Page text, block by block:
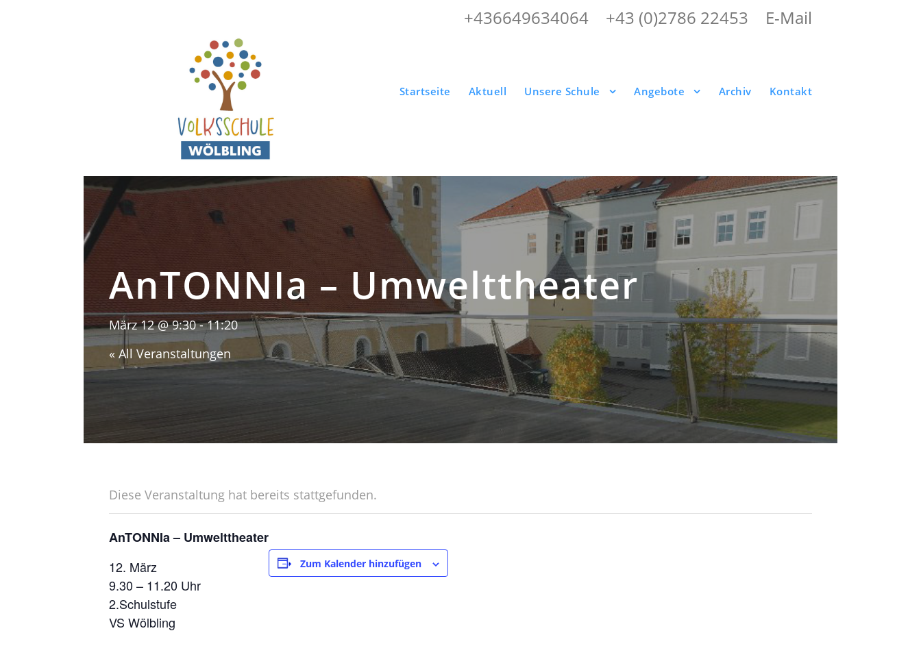
+436649634064 +43 (0)2786 22453 E-Mail
Startseite Aktuell Unsere Schule Angebote Archiv Kontakt
AnTONNIa – Umwelttheater
März 12 @ 9:30-11:20
« All Veranstaltungen
Diese Veranstaltung hat bereits stattgefunden.
AnTONNIa – Umwelttheater
12. März
9.30 – 11.20 Uhr
2.Schulstufe
VS Wölbling
Zum Kalender hinzufügen